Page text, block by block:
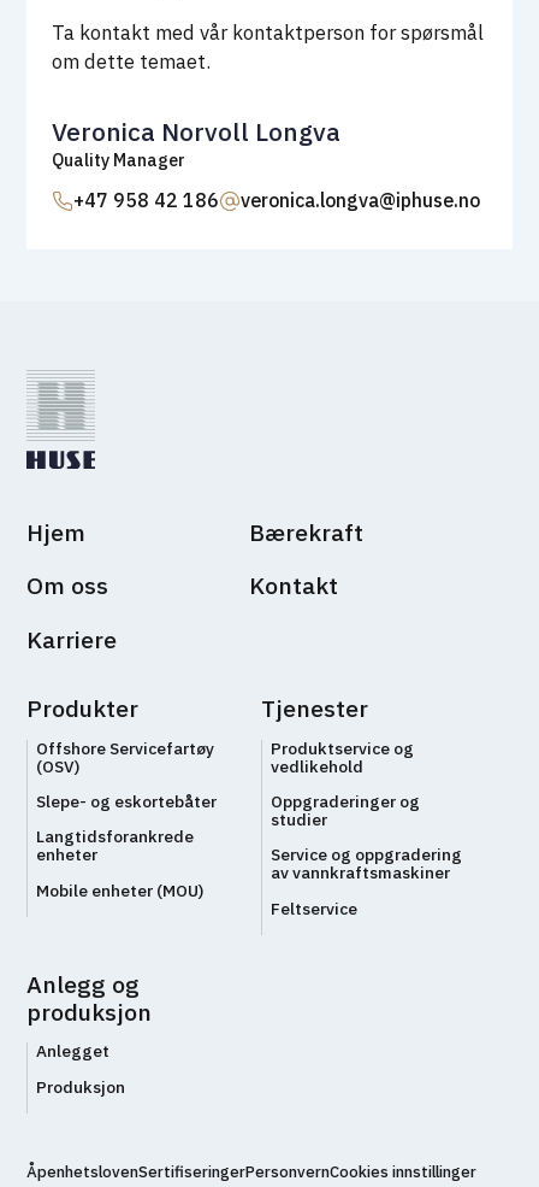
Ta kontakt med vår kontaktperson for spørsmål
om dette temaet.
Veronica Norvoll Longva
Quality Manager
+47 958 42 186 veronica.longva@iphuse.no
Hjem
Om oss
Karriere
Bærekraft
Kontakt
Produkter
Offshore Servicefartøy
(OSV)
Slepe- og eskortebåter
Langtidsforankrede
enheter
Mobile enheter (MOU)
Tjenester
Produktservice og
vedlikehold
Oppgraderinger og
studier
Service og oppgradering
av vannkraftsmaskiner
Feltservice
Anlegg og
produksjon
Anlegget
Produksjon
ÅpenhetslovenSertifiseringerPersonvernCookies innstillinger